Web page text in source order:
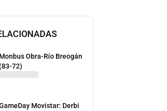
Monbus Obra-Río Breogán
72)
Movistar: Derbi